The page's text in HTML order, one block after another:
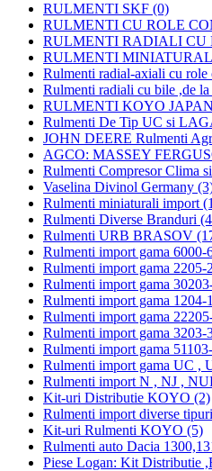
RULMENTI SKF (0)
RULMENTI CU ROLE
RULMENTI RADIALI CU
RULMENTI MINIATURALI
Rulmenti radial-axiali cu
Rulmenti radiali cu bile ,de
RULMENTI KOYO JAPAN
Rulmenti De Tip UC si
JOHN DEERE Rulmenti
AGCO: MASSEY
Rulmenti Compresor Clima
Vaselina Divinol Germany
Rulmenti miniaturali import
Rulmenti Diverse Branduri
Rulmenti URB BRASOV
Rulmenti import gama 6000-
Rulmenti import gama 2205-
Rulmenti import gama
Rulmenti import gama 1204-
Rulmenti import gama
Rulmenti import gama 3203-
Rulmenti import gama
Rulmenti import gama UC ,
Rulmenti import N , NJ ,
Kit-uri Distributie KOYO (2)
Rulmenti import diverse
Kit-uri Rulmenti KOYO (5)
Rulmenti auto Dacia
Piese Logan: Kit Distributie